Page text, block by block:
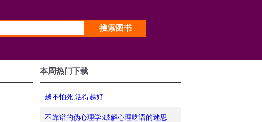
本周热门下载
越不怕死,活得越好
不靠谱的伪心理学:破解心理呓语的迷思